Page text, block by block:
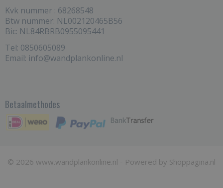
Kvk nummer : 68268548
Btw nummer: NL002120465B56
Bic: NL84RBRB0955095441
Tel: 0850605089
Email: info@wandplankonline.nl
Betaalmethodes
© 2026 www.wandplankonline.nl - Powered by Shoppagina.nl